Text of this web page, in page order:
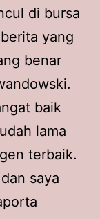
di bursa
yang
benar
baik
lama
terbaik.
saya